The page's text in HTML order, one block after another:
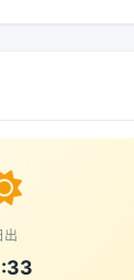
出